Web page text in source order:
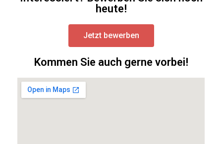
heute!
Jetzt bewerben
Kommen Sie auch gerne vorbei!